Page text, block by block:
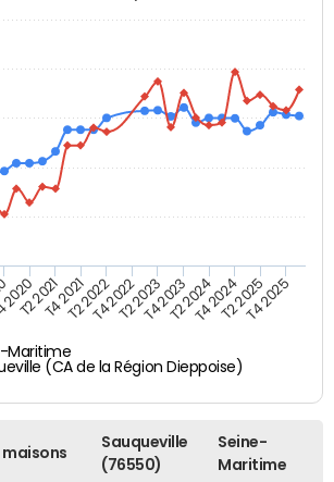
Maritime
(CA de la Région Dieppoise)
T2 2021T4 2021T2 2022T4 2022T2 2023T4 2023T2 2024T4 2024T2 2025T4 2025
Sauqueville
(76550)
Seine-
Maritime